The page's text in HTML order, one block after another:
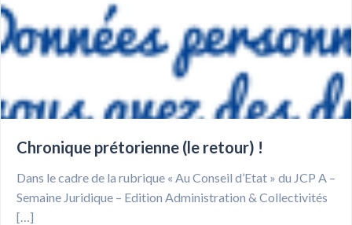
Chronique prétorienne (le retour) !
Dans le cadre de la rubrique « Au Conseil d’Etat » du JCP A –
Semaine Juridique – Edition Administration & Collectivités
[…]